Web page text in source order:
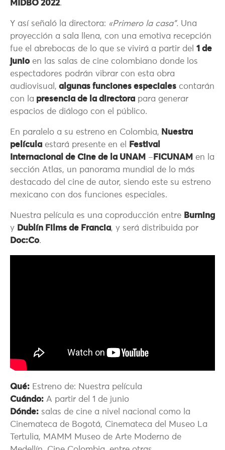
MIDBO 2022.
Y así señaló la directora: «Primero la casa”. Una
proyección a sala llena, con una emotiva recepción
fue el abrebocas de lo que se vivirá a partir del 1 de
junioen las salas de cine colombiano donde los
espectadores podrán vibrar con esta obra
audiovisual, algunas funciones especiales contarán
con la presencia de la directora para generar
espacios de diálogo con el público.
En paralelo a su estreno en Colombia, Nuestra
película estará presente en el
Festival
Internacional de Cine de la UNAM – FICUNAM en la
sección Atlas, un panorama mundial de lo más
destacado del cine de autor, siendo este su estreno
mexicano con dos funciones especiales.
Nuestra película es una coproducción entre Burning
y Dublín Films de Francia, y será distribuida por
Doc:Co.
Qué: Estreno de: Nuestra película
Cuándo: A partir del 1 de junio
Dónde: salas de cine a nivel nacional como la
Cinemateca de Bogotá, Cinemateca del Museo La
Tertulia, MAMM Museo de Arte Moderno de